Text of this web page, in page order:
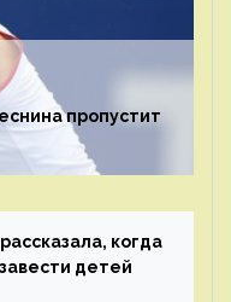
пропустит
когда
детей